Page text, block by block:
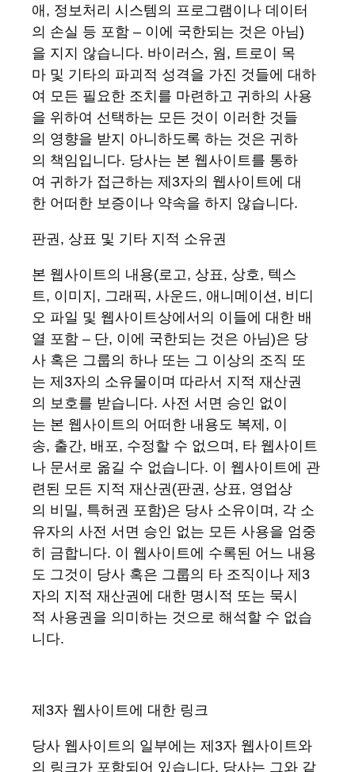
애, 정보처리 시스템의 프로그램이나 데이터
의 손실 등 포함 – 이에 국한되는 것은 아님)
을 지지 않습니다. 바이러스, 웜, 트로이 목
마 및 기타의 파괴적 성격을 가진 것들에 대하
여 모든 필요한 조치를 마련하고 귀하의 사용
을 위하여 선택하는 모든 것이 이러한 것들
의 영향을 받지 아니하도록 하는 것은 귀하
의 책임입니다. 당사는 본 웹사이트를 통하
여 귀하가 접근하는 제3자의 웹사이트에 대
한 어떠한 보증이나 약속을 하지 않습니다.
판권 , 상표 및 기타 지적 소유권
본 웹사이트의 내용(로고, 상표, 상호, 텍스
트, 이미지, 그래픽, 사운드, 애니메이션, 비디
오 파일 및 웹사이트상에서의 이들에 대한 배
열 포함 – 단, 이에 국한되는 것은 아님)은 당
사 혹은 그룹의 하나 또는 그 이상의 조직 또
는 제3자의 소유물이며 따라서 지적 재산권
의 보호를 받습니다. 사전 서면 승인 없이
는 본 웹사이트의 어떠한 내용도 복제, 이
송, 출간, 배포, 수정할 수 없으며, 타 웹사이트
나 문서로 옮길 수 없습니다. 이 웹사이트에 관
련된 모든 지적 재산권(판권, 상표, 영업상
의 비밀, 특허권 포함)은 당사 소유이며, 각 소
유자의 사전 서면 승인 없는 모든 사용을 엄중
히 금합니다. 이 웹사이트에 수록된 어느 내용
도 그것이 당사 혹은 그룹의 타 조직이나 제3
자의 지적 재산권에 대한 명시적 또는 묵시
적 사용권을 의미하는 것으로 해석할 수 없습
니다.
제3자 웹사이트에 대한 링크
당사 웹사이트의 일부에는 제3자 웹사이트와
의 링크가 포함되어 있습니다. 당사는 그와 같